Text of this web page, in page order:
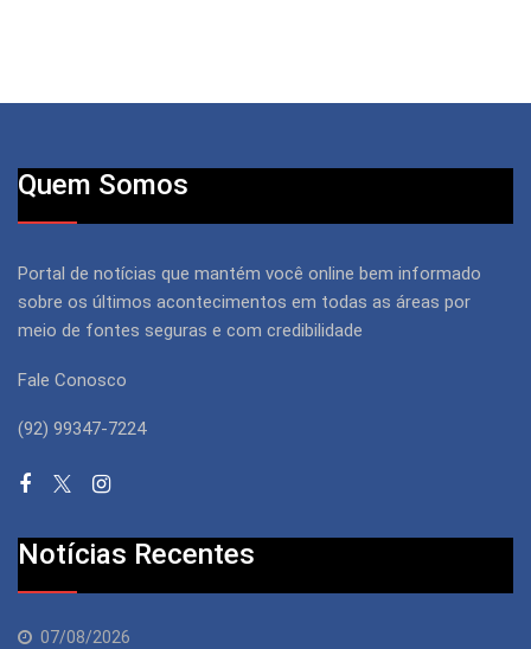
Quem Somos
Portal de notícias que mantém você online bem informado
sobre os últimos acontecimentos em todas as áreas por
meio de fontes seguras e com credibilidade
Fale Conosco
(92) 99347-7224
Notícias Recentes
07/08/2026